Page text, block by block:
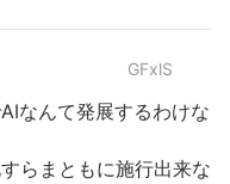
GFxlS
なんて発展するわけな
らまともに施行出来な